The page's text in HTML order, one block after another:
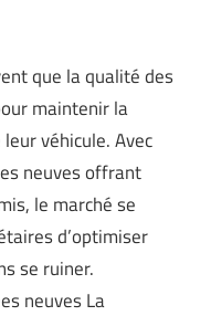
que la qualité des
maintenir la
véhicule. Avec
neuves offrant
le marché se
d’optimiser
se ruiner.
neuves La